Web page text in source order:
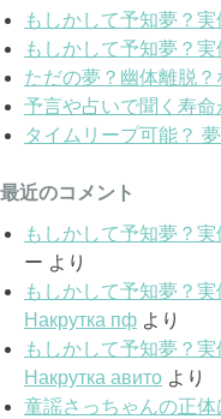
もしかして予知夢？
もしかして予知夢？
ただの夢？幽体離脱？
予言や占いで聞く寿
タイムリープ可能？
最近のコメント
もしかして予知夢？
ー より
もしかして予知夢？
Накрутка пф より
もしかして予知夢？
Накрутка авито より
童謡さっちゃんの正